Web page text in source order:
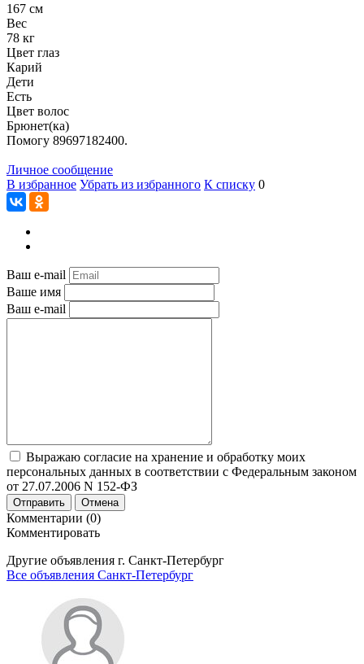
167 см
Вес
78 кг
Цвет глаз
Карий
Дети
Есть
Цвет волос
Брюнет(ка)
Помогу 89697182400.
Личное сообщение
В избранное Убрать из избранного К списку 0
Ваш e-mail
Ваше имя
Ваш e-mail
Выражаю согласие на хранение и обработку моих
персональных данных в соответствии с Федеральным законом
от 27.07.2006 N 152-ФЗ
Отправить Отмена
Комментарии (0)
Комментировать
Другие объявления г. Санкт-Петербург
Все объявления Санкт-Петербург